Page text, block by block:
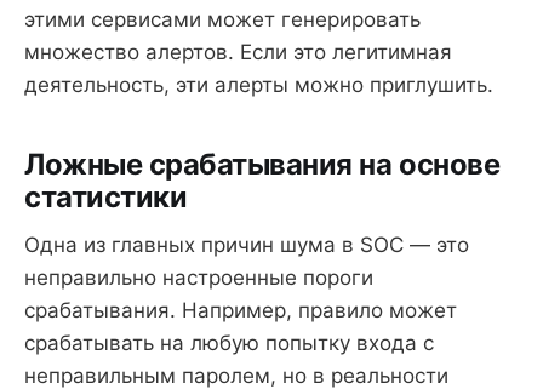
этими сервисами может генерировать
множество алертов. Если это легитимная
деятельность, эти алерты можно приглушить.
Ложные срабатывания на основе
статистики
Одна из главных причин шума в SOC — это
неправильно настроенные пороги
срабатывания. Например, правило может
срабатывать на любую попытку входа с
неправильным паролем, но в реальности